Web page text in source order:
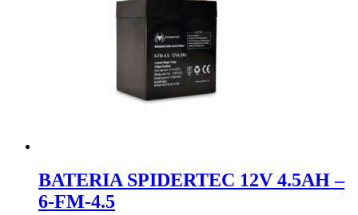
BATERIA SPIDERTEC 12V 4.5AH –
6-FM-4.5